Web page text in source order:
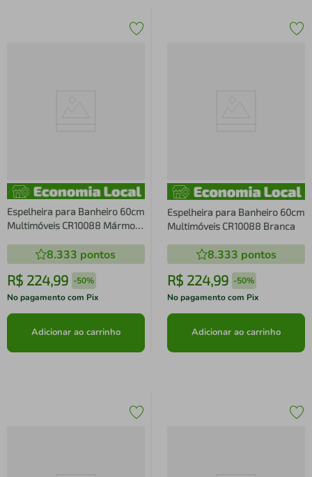
Espelheira para Banheiro 60cm
Multimóveis CR10088 Mármore
8.333 pontos
R$ 224,99 -50%
No pagamento com Pix
Adicionar ao carrinho
Espelheira para Banheiro 60cm
Multimóveis CR10088 Branca
8.333 pontos
R$ 224,99 -50%
No pagamento com Pix
Adicionar ao carrinho